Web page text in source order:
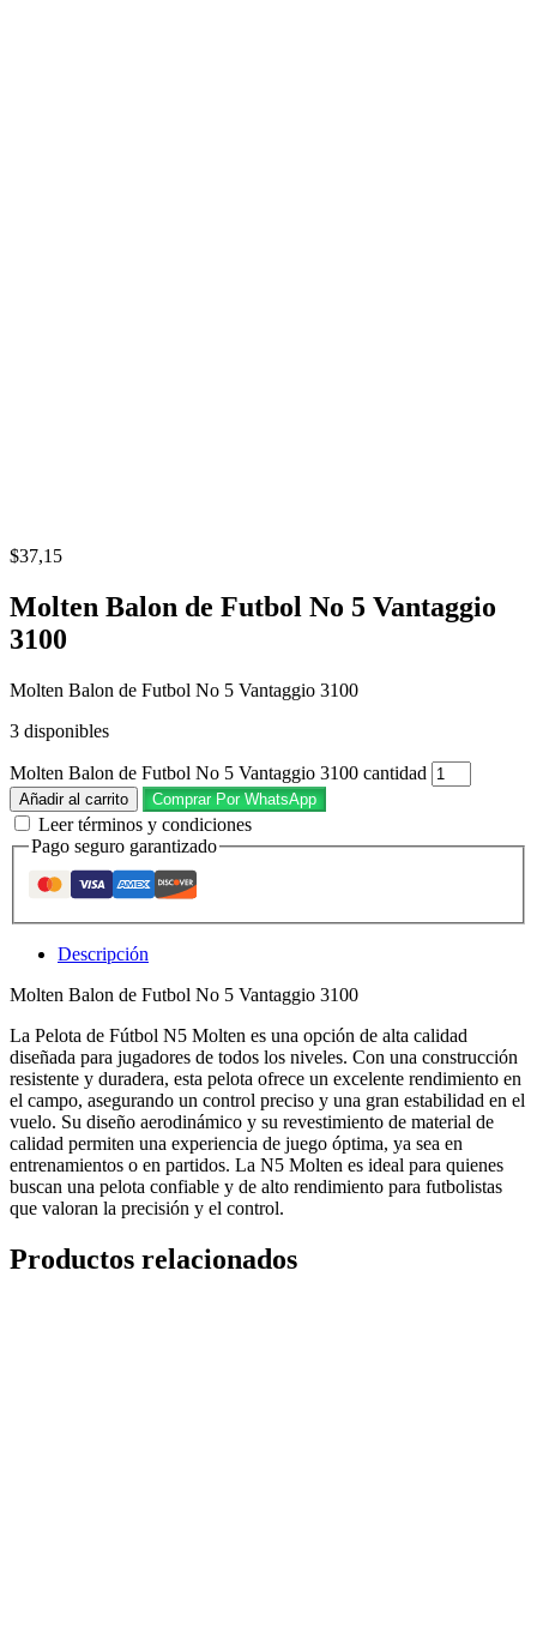
$37,15
Molten Balon de Futbol No 5 Vantaggio
3100
Molten Balon de Futbol No 5 Vantaggio 3100
3 disponibles
Molten Balon de Futbol No 5 Vantaggio 3100 cantidad
Añadir al carrito Comprar Por WhatsApp
Leer términos y condiciones
Pago seguro garantizado
Descripción
Molten Balon de Futbol No 5 Vantaggio 3100
La Pelota de Fútbol N5 Molten es una opción de alta calidad
diseñada para jugadores de todos los niveles. Con una construcción
resistente y duradera, esta pelota ofrece un excelente rendimiento en
el campo, asegurando un control preciso y una gran estabilidad en el
vuelo. Su diseño aerodinámico y su revestimiento de material de
calidad permiten una experiencia de juego óptima, ya sea en
entrenamientos o en partidos. La N5 Molten es ideal para quienes
buscan una pelota confiable y de alto rendimiento para futbolistas
que valoran la precisión y el control.
Productos relacionados